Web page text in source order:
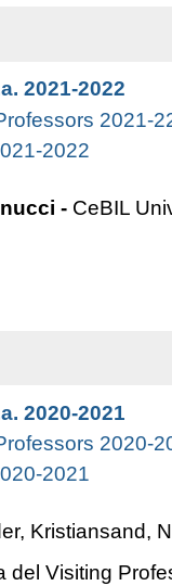
2021-2022
2021-
2022
- CeBIL
2020-2021
2020-
2021
Kristiansand,
del Visiting